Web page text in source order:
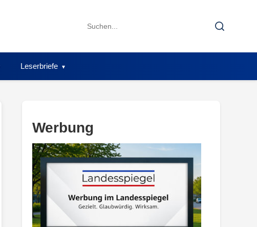
Search
Search
Leserbriefe
Werbung